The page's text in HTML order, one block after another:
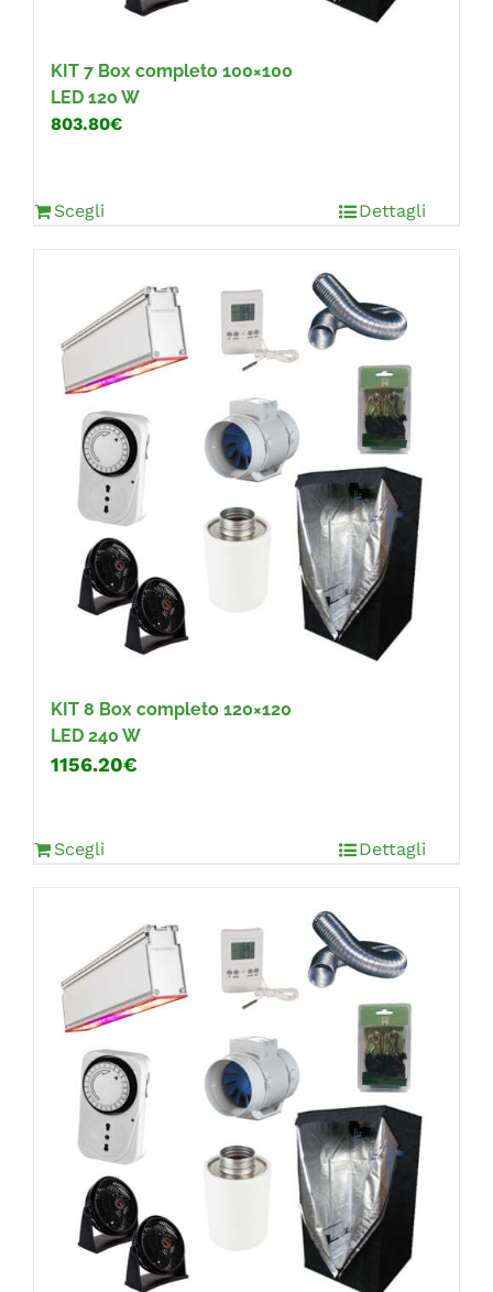
KIT 7 Box completo 100×100
LED 120 W
803.80€
Scegli Dettagli
KIT 8 Box completo 120×120
LED 240 W
1156.20€
Scegli Dettagli